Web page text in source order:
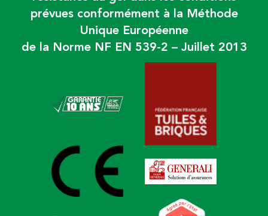
prévues conformément à la Méthode
Unique Européenne
de la Norme NF EN 539-2 – Juillet 2013